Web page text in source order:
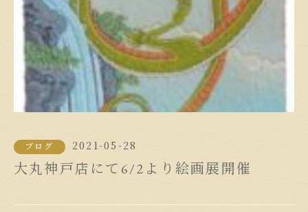
ブログ 2021-05-28
大丸神戸店にて6/2より絵画展開催